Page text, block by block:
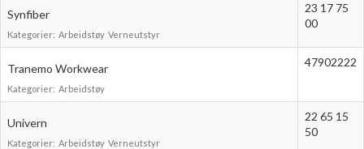
Synfiber
Kategorier: Arbeidstøy Verneutstyr
23 17 75
00
Tranemo Workwear
Kategorier: Arbeidstøy
47902222
Univern
Kategorier: Arbeidstøy Verneutstyr
22 65 15
50